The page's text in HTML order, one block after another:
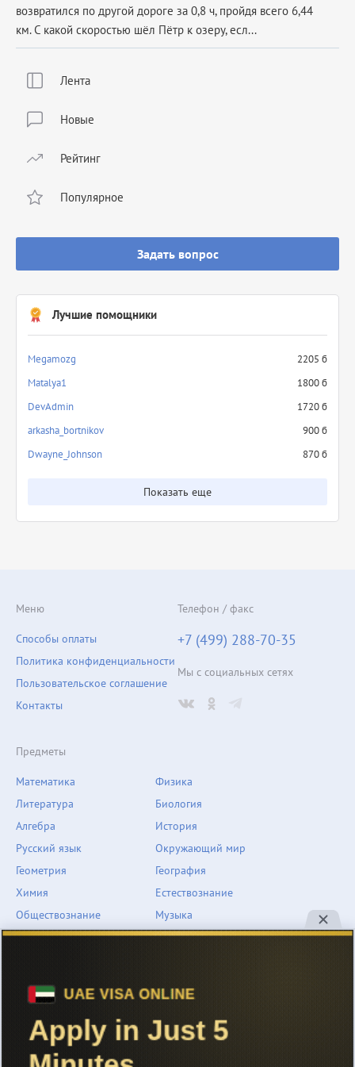
Лента
Новые
Рейтинг
Популярное
Задать вопрос
Лучшие помощники
Megamozg
2205 б
Matalya1
1800 б
DevAdmin
1720 б
arkasha_bortnikov
900 б
Dwayne_Johnson
870 б
Показать еще
возвратился по другой дороге за 0,8 ч, пройдя всего 6,44
км. С какой скоростью шёл Пётр к озеру, есл...
Предметы
Математика
Литература
Алгебра
Русский язык
Геометрия
Химия
Физика
Биология
История
Окружающий мир
География
Естествознание
Обществознание
Английский язык
Информатика
Человек и мир
Музыка
ОБЖ
Меню
Способы оплаты
Политика конфиденциальности
Пользовательское соглашение
Контакты
Телефон / факс
+7 (499) 288-70-35
Мы с социальных сетях